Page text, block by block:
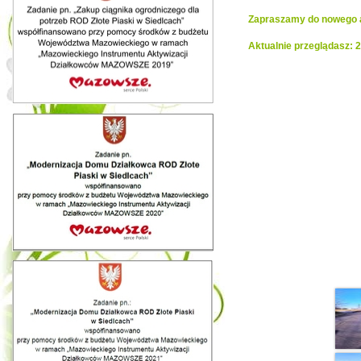
Zapraszamy do nowego
Aktualnie przeglądasz: